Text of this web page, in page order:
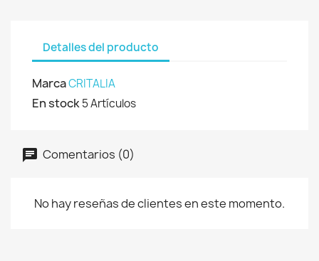
Detalles del producto
MarcaCRITALIA
En stock5 Artículos
Comentarios (0)
No hay reseñas de clientes en este momento.